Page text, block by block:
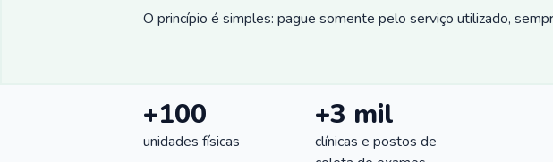
O princípio é simples: pague somente pelo serviço utilizado,
+100
unidades físicas
+3 mil
clínicas e postos de